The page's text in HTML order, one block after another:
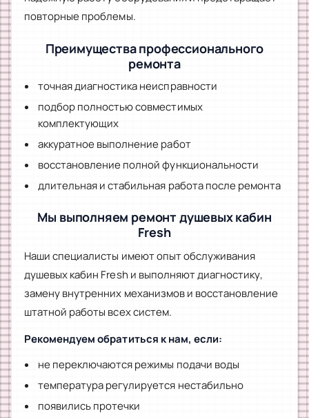
повторные проблемы.
Преимущества профессионального
ремонта
точная диагностика неисправности
подбор полностью совместимых
комплектующих
аккуратное выполнение работ
восстановление полной функциональности
длительная и стабильная работа после ремонта
Мы выполняем ремонт душевых кабин
Fresh
Наши специалисты имеют опыт обслуживания
душевых кабин Fresh и выполняют диагностику,
замену внутренних механизмов и восстановление
штатной работы всех систем.
Рекомендуем обратиться к нам, если:
не переключаются режимы подачи воды
температура регулируется нестабильно
появились протечки